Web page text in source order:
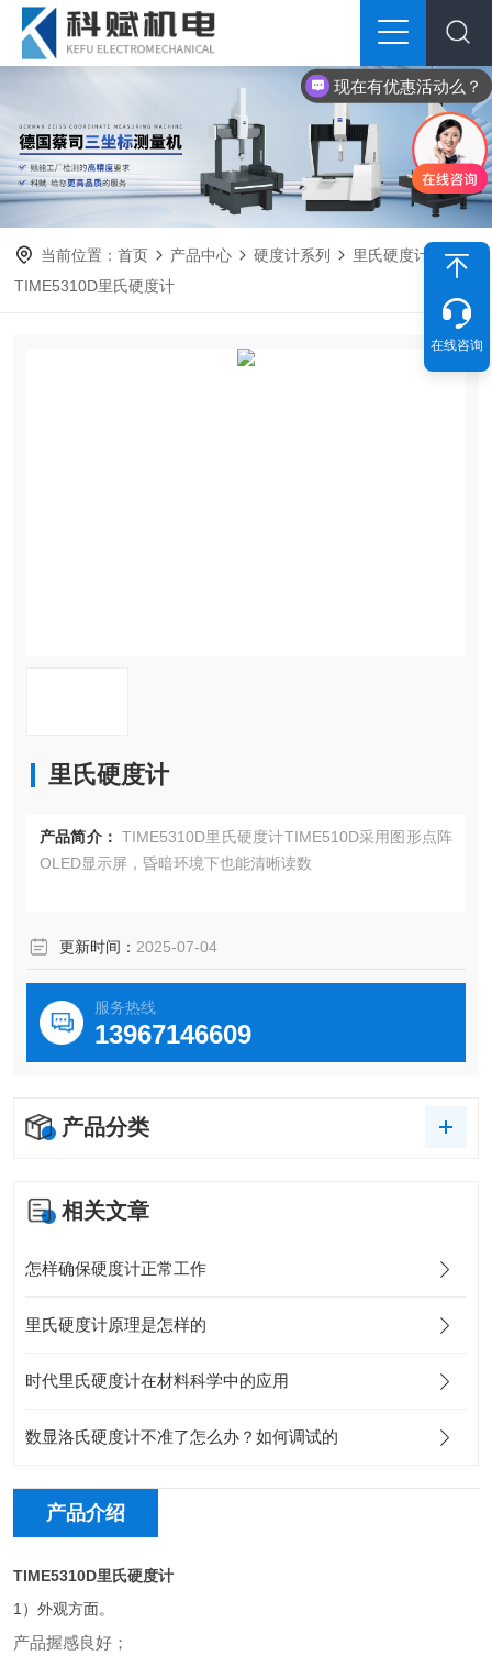
现在有优惠活动么？
当前位置：首页 产品中心 硬度计系列
里氏硬度计
TIME5310D里氏硬度计
里氏硬度计
产品简介： TIME5310D里氏硬度计TIME510D采用图形点阵
OLED显示屏，昏暗环境下也能清晰读数
更新时间： 2025-07-04
服务热线
13967146609
产品分类
相关文章
怎样确保硬度计正常工作
里氏硬度计原理是怎样的
时代里氏硬度计在材料科学中的应用
数显洛氏硬度计不准了怎么办？如何调试的
产品介绍
TIME5310D里氏硬度计
1）外观方面。
产品握感良好；
在线咨询